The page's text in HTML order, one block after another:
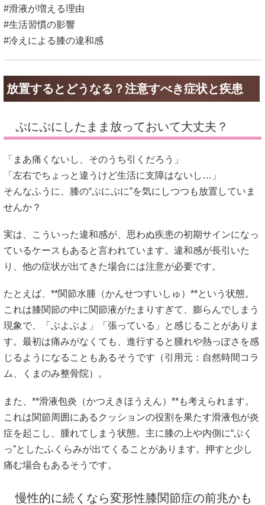
#滑液が増える理由
#生活習慣の影響
#冷えによる膝の違和感
放置するとどうなる？注意すべき症状と疾患
ぷにぷにしたまま放っておいて大丈夫？
「まあ痛くないし、そのうち引くだろう」
「左右でちょっと違うけど生活に支障はないし…」
そんなふうに、膝の“ぷにぷに”を気にしつつも放置していま
せんか？
実は、こういった違和感が、思わぬ疾患の初期サインになっ
ているケースもあると言われています。違和感が長引いた
り、他の症状が出てきた場合には注意が必要です。
たとえば、**関節水腫（かんせつすいしゅ）**という状態。
これは膝関節の中に関節液がたまりすぎて、膨らんでしまう
現象で、「ぶよぶよ」「張っている」と感じることがありま
す。最初は痛みがなくても、進行すると腫れや熱っぽさを感
じるようになることもあるそうです（引用元： 自然時間コラ
ム
くまのみ整骨院）。
また、**滑液包炎（かつえきほうえん）**も考えられます。
これは関節周囲にあるクッションの役割を果たす滑液包が炎
症を起こし、腫れてしまう状態。主に膝の上や内側に“ぷく
っ”としたふくらみが出てくることがあります。押すと少し
痛む場合もあるそうです。
慢性的に続くなら変形性膝関節症の前兆かも